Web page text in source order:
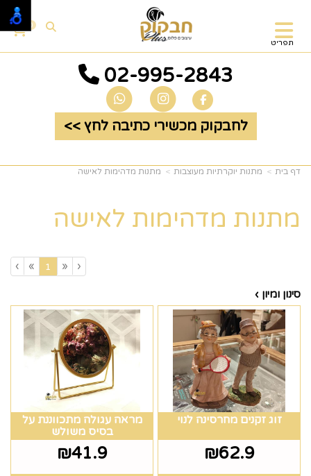
תפריט
0
02-995-2843
לחבקוק מכשירי כתיבה לחץ >>
דף בית מתנות יוקרתיות מעוצבות מתנות מדהימות לאישה
מתנות מדהימות לאישה
‹
«
1
»
›
סינון ומיון ›
זוג זקנים מחרסינה לנוי
₪62.9
מראה עגולה מתכווננת על
בסיס משולש
₪41.9